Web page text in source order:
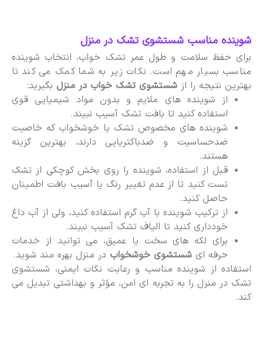
شوینده مناسب شستشوی تشک در منزل
برای حفظ سلامت و طول عمر تشک خواب، انتخاب شوینده
مناسب بسیار مهم است. نکات زیر به شما کمک می کند تا
بهترین نتیجه را از شستشوی تشک خواب در منزلبگیرید:
از شوینده های ملایم و بدون مواد شیمیایی قوی
استفاده کنید تا بافت تشک آسیب نبیند.
شوینده های مخصوص تشک یا خوشخواب که خاصیت
ضدحساسیت و ضدباکتریایی دارند، بهترین گزینه
هستند.
قبل از استفاده، شوینده را روی بخش کوچکی از تشک
تست کنید تا از عدم تغییر رنگ یا آسیب بافت اطمینان
حاصل کنید.
از ترکیب شوینده با آب گرم استفاده کنید، ولی از آب داغ
خودداری کنید تا الیاف تشک آسیب نبیند.
برای لکه های سخت یا عمیق، می توانید از خدمات
حرفه ای شستشوی خوشخوابدر منزل بهره مند شوید.
استفاده از شوینده مناسب و رعایت نکات ایمنی، شستشوی
تشک در منزل را به تجربه ای امن، مؤثر و بهداشتی تبدیل می
کند.